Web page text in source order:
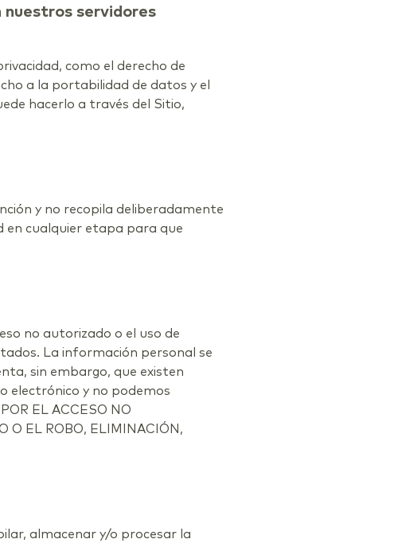
nuestros servidores
como el derecho de
a la portabilidad de datos y el
hacerlo a través del Sitio,
y no recopila deliberadamente
en cualquier etapa para que
no autorizado o el uso de
La información personal se
sin embargo, que existen
electrónico y no podemos
EL ACCESO NO
O EL ROBO, ELIMINACIÓN,
almacenar y/o procesar la